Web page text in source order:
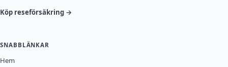
Köp reseförsäkring →
SNABBLÄNKAR
Hem